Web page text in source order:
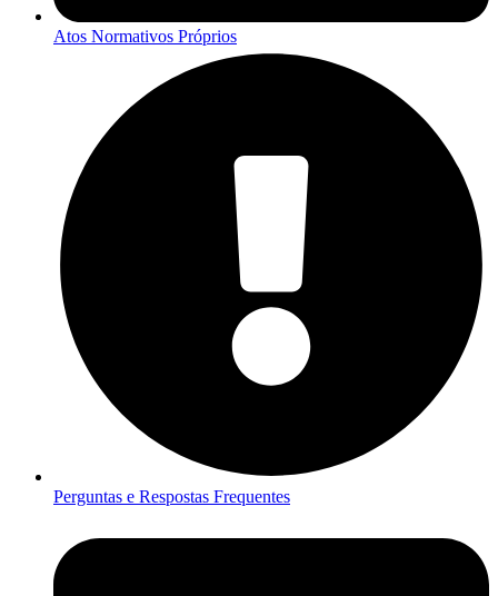
Atos Normativos Próprios
Perguntas e Respostas Frequentes